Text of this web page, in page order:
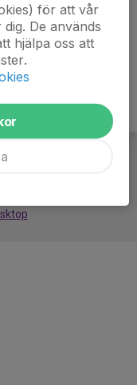
för att vår
De används
hjälpa oss att